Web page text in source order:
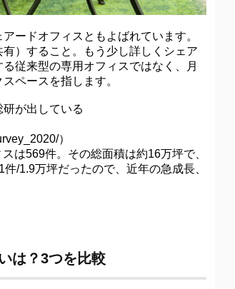
ードオフィスともよばれています。
）すること。もう少し詳しくシェア
従来型の専用オフィスではなく、月
ペースを指します。
が出している
）
は569件。その総面積は約16万坪で、
/1.9万坪だったので、近年の急成長、
は？3つを比較